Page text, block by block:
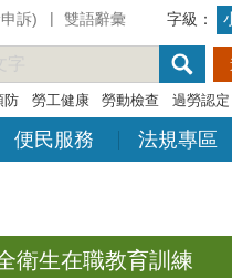
訴) 雙語辭彙 字級：
防 勞工健康 勞動檢查 過勞認定
便民服務 法規專區
衛生在職教育訓練